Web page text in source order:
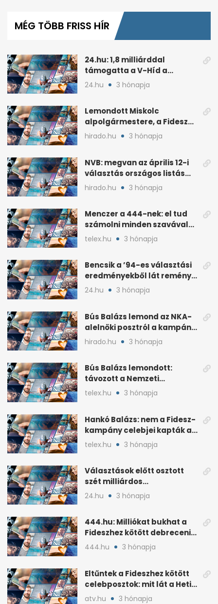
minutes,
MÉG TÖBB FRISS HÍR
24.hu: 1,8 milliárddal
támogatta a V-Híd a
Fideszhez kötött alapítványt
24.hu 3 hónapja
Lemondott Miskolc
alpolgármestere, a Fidesz
áprilisi jelöltje, Hollósy
hirado.hu 3 hónapja
NVB: megvan az április 12-i
választás országos listás
eredménye
hirado.hu 3 hónapja
Menczer a 444-nek: el tud
számolni minden szavával
és tettével
telex.hu 3 hónapja
Bencsik a ’94-es választási
eredményekből lát reményt
a Fidesznek
24.hu 3 hónapja
Bús Balázs lemond az NKA-
alelnöki posztról a kampány
alatti támogatások után
hirado.hu 3 hónapja
Bús Balázs lemondott:
távozott a Nemzeti
Kulturális Alap alelnöke
telex.hu 3 hónapja
Hankó Balázs: nem a Fidesz-
kampány celebjei kapták az
NKA-milliárdokat
telex.hu 3 hónapja
Választások előtt osztott
szét milliárdos
szponzorpénzt a
Szerencsejáték Zrt.
24.hu 3 hónapja
444.hu: Milliókat bukhat a
Fideszhez kötött debreceni
influenszer perben
444.hu 3 hónapja
Eltűntek a Fideszhez kötött
celebposztok: mit lát a Heti
Napló?
atv.hu 3 hónapja